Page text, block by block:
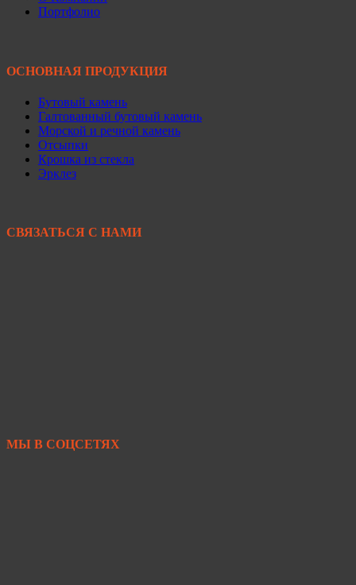
Портфолио
ОСНОВНАЯ ПРОДУКЦИЯ
Бутовый камень
Галтованный бутовый камень
Морской и речной камень
Отсыпки
Крошка из стекла
Эрклез
СВЯЗАТЬСЯ С НАМИ
МЫ В СОЦСЕТЯХ